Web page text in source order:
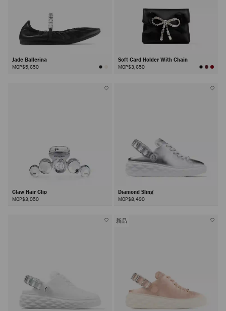
Jade Ballerina
MOP$5,650
Soft Card Holder With Chain
MOP$3,650
Claw Hair Clip
MOP$3,050
Diamond Sling
MOP$8,490
新品